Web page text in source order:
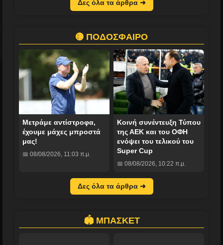
Δες όλα τα άρθρα ➜
🟡 ΠΟΔΟΣΦΑΙΡΟ
Μετράμε αντίστροφα,
έχουμε μάχες μπροστά
μας!
📅 08/08/2026, 11:03 π.μ.
Κοινή συνέντευξη Τύπου
της ΑΕΚ και του ΟΦΗ
ενόψει του τελικού του
Super Cup
📅 08/08/2026, 10:22 π.μ.
Δες όλα τα άρθρα ➜
🏟️ ΜΠΑΣΚΕΤ